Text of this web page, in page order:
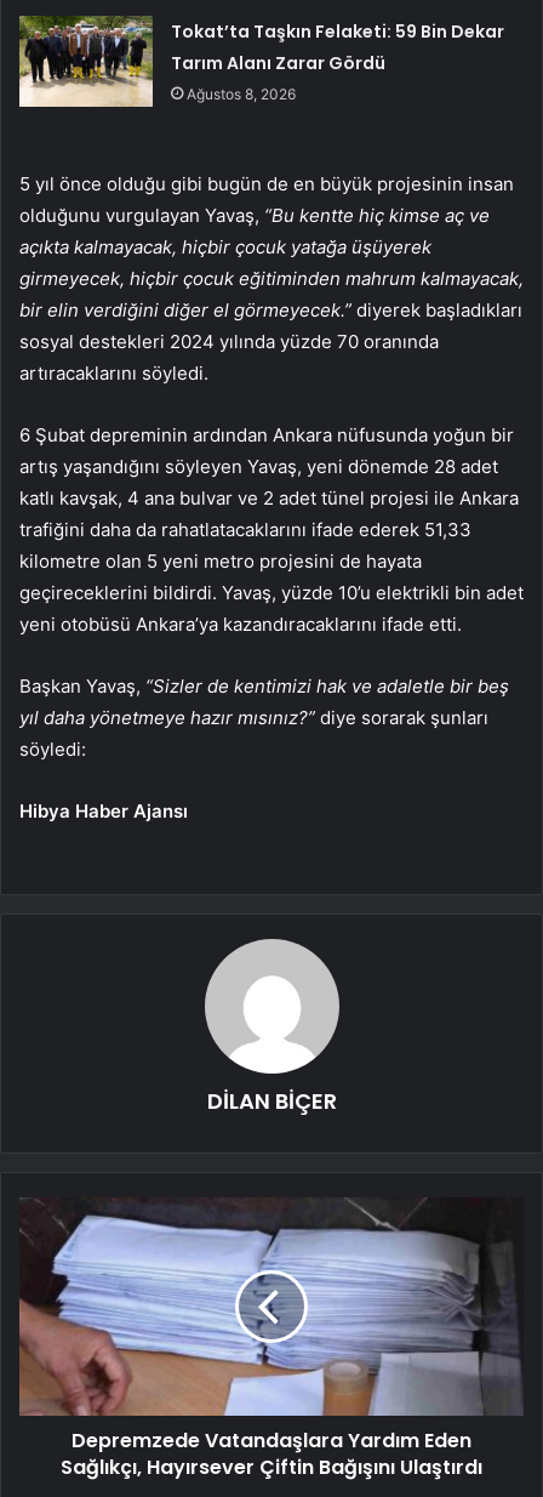
Tokat’ta Taşkın Felaketi: 59 Bin Dekar
Tarım Alanı Zarar Gördü
Ağustos 8, 2026
5 yıl önce olduğu gibi bugün de en büyük projesinin insan
olduğunu vurgulayan Yavaş, “Bu kentte hiç kimse aç ve
açıkta kalmayacak, hiçbir çocuk yatağa üşüyerek
girmeyecek, hiçbir çocuk eğitiminden mahrum kalmayacak,
bir elin verdiğini diğer el görmeyecek.” diyerek başladıkları
sosyal destekleri 2024 yılında yüzde 70 oranında
artıracaklarını söyledi.
6 Şubat depreminin ardından Ankara nüfusunda yoğun bir
artış yaşandığını söyleyen Yavaş, yeni dönemde 28 adet
katlı kavşak, 4 ana bulvar ve 2 adet tünel projesi ile Ankara
trafiğini daha da rahatlatacaklarını ifade ederek 51,33
kilometre olan 5 yeni metro projesini de hayata
geçireceklerini bildirdi. Yavaş, yüzde 10’u elektrikli bin adet
yeni otobüsü Ankara’ya kazandıracaklarını ifade etti.
Başkan Yavaş, “Sizler de kentimizi hak ve adaletle bir beş
yıl daha yönetmeye hazır mısınız?” diye sorarak şunları
söyledi:
Hibya Haber Ajansı
DİLAN BİÇER
Depremzede Vatandaşlara Yardım Eden
Sağlıkçı, Hayırsever Çiftin Bağışını Ulaştırdı